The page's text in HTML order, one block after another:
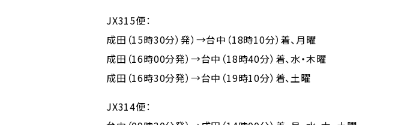
JX315便：
成田（15時30分）発）→台中（18時10分）着、月曜
成田（16時00分発）→台中（18時40分）着、水・木曜
成田（16時30分発）→台中（19時10分）着、土曜
JX314便：